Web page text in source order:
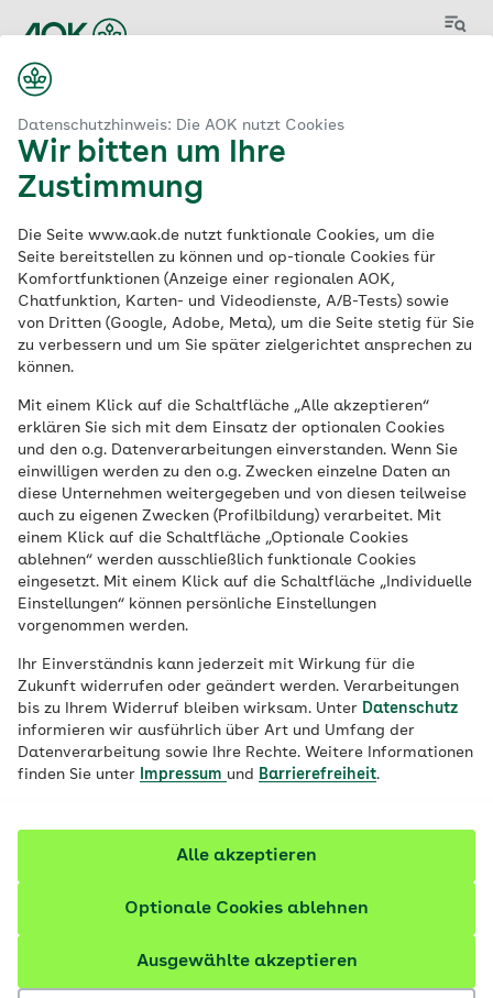
Datenschutzhinweis: Die AOK nutzt Cookies
Wir bitten um Ihre
Zustimmung
Die Seite www.aok.de nutzt funktionale Cookies, um die
Seite bereitstellen zu können und op-tionale Cookies für
Komfortfunktionen (Anzeige einer regionalen AOK,
Chatfunktion, Karten- und Videodienste, A/B-Tests) sowie
von Dritten (Google, Adobe, Meta), um die Seite stetig für Sie
zu verbessern und um Sie später zielgerichtet ansprechen zu
können.
Mit einem Klick auf die Schaltfläche „Alle akzeptieren“
erklären Sie sich mit dem Einsatz der optionalen Cookies
und den o.g. Datenverarbeitungen einverstanden. Wenn Sie
einwilligen werden zu den o.g. Zwecken einzelne Daten an
diese Unternehmen weitergegeben und von diesen teilweise
auch zu eigenen Zwecken (Profilbildung) verarbeitet. Mit
einem Klick auf die Schaltfläche „Optionale Cookies
ablehnen“ werden ausschließlich funktionale Cookies
eingesetzt. Mit einem Klick auf die Schaltfläche „Individuelle
Einstellungen“ können persönliche Einstellungen
vorgenommen werden.
Ihr Einverständnis kann jederzeit mit Wirkung für die
Zukunft widerrufen oder geändert werden. Verarbeitungen
bis zu Ihrem Widerruf bleiben wirksam. Unter Datenschutz
informieren wir ausführlich über Art und Umfang der
Datenverarbeitung sowie Ihre Rechte. Weitere Informationen
finden Sie unter
Impressum und Barrierefreiheit.
Ausgewählte akzeptieren
Optionale Cookies ablehnen
Alle akzeptieren
Aktuelle
Stellenangeboteder
AOK
Ort
Job finden
212 Stellenangebote
Fachkraft Betreuungsaufträge (m/w/d)
Vertrags-/Versorgungsmanagement | Vollzeit oder
Teilzeit | Befristet bis 30.06.2027 | Homeoffice-
Möglichkeit
Standort: Stuttgart